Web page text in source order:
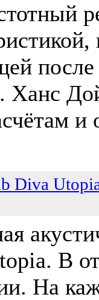
после
Ханс
и
Diva
В
На